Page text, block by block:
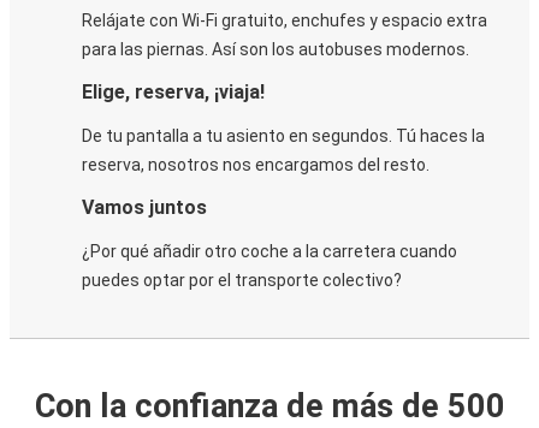
Relájate con Wi-Fi gratuito, enchufes y espacio extra
para las piernas. Así son los autobuses modernos.
Elige, reserva, ¡viaja!
De tu pantalla a tu asiento en segundos. Tú haces la
reserva, nosotros nos encargamos del resto.
Vamos juntos
¿Por qué añadir otro coche a la carretera cuando
puedes optar por el transporte colectivo?
Con la confianza de más de 500